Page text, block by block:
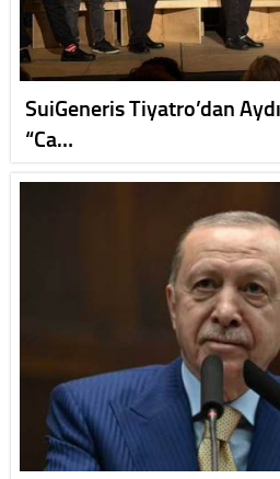
SuiGeneris Tiyatro’dan
“Ca…